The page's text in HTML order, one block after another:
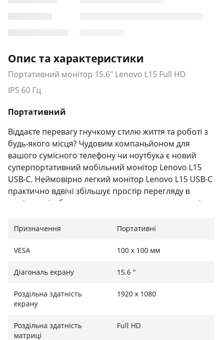
Опис та характеристики
Портативний монітор 15.6" Lenovo L15 Full HD
IPS 60 Гц
Портативний
Віддаєте перевагу гнучкому стилю життя та роботі з
будь-якого місця? Чудовим компаньйоном для
вашого сумісного телефону чи ноутбука є новий
суперпортативний мобільний монітор Lenovo L15
USB-C. Неймовірно легкий монітор Lenovo L15 USB-C
практично вдвічі збільшує простір перегляду в
порівнянні з будь-яким екранованим пристроєм із
Легкість підключення
Незалежно від того, яким відеовмістом ви
свого телефону на дистанційному режимі, ваші
враження від перегляду значно покращаться
завдяки підключенню до цього більшого
передній кишені вашої сумки, поки він не
знадобиться. Легко підключається за допомогою
Призначення Портативні
VESA 100 x 100 мм
Діагональ екрану 15.6 "
Роздільна здатність
екрану
1920 х 1080
Роздільна здатність
матриці
Full HD